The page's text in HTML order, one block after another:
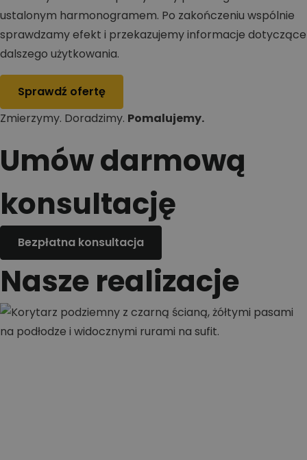
ustalonym harmonogramem. Po zakończeniu wspólnie
sprawdzamy efekt i przekazujemy informacje dotyczące
dalszego użytkowania.
Sprawdź ofertę
Zmierzymy. Doradzimy. Pomalujemy.
Umów darmową
konsultację
Bezpłatna konsultacja
Nasze realizacje